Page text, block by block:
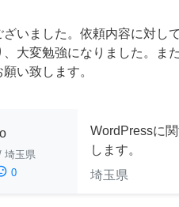
いました。依頼内容に対し
大変勉強になりました。ま
い致します。
埼玉県
0
WordPressに
します。
埼玉県